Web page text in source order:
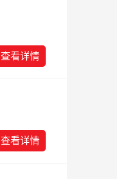
查看详情
查看详情